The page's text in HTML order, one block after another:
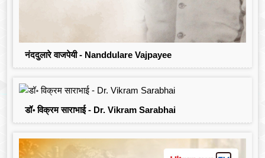
नंददुलारे वाजपेयी - Nanddulare Vajpayee
डॉ॰ विक्रम साराभाई - Dr. Vikram Sarabhai